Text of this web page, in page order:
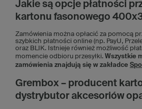
Jakie są opcje płatności
kartonu fasonowego
Zamówienia można opłacić za pomocą
szybkich płatności online (np. PayU,
oraz BLIK. Istnieje również możliwość
momencie odbioru przesyłki. Wszystkie
zamówienia znajdują się w zakładce
Grembox – producent
dystrybutor akcesoriów